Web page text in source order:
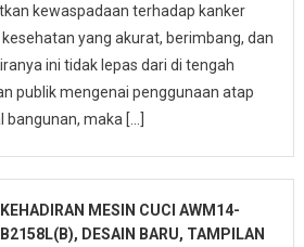
kewaspadaan terhadap kanker
yang akurat, berimbang, dan
ini tidak lepas dari di tengah
publik mengenai penggunaan atap
maka […]
KEHADIRAN MESIN CUCI AWM14-
B2158L(B), DESAIN BARU, TAMPILAN